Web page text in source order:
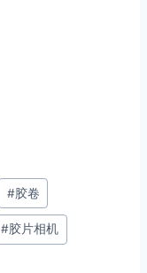
#胶卷
#胶片相机